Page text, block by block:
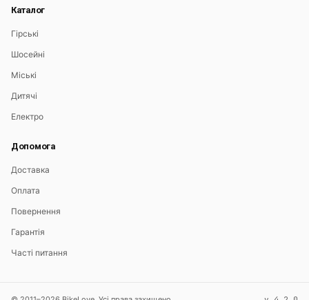
Каталог
Гірські
Шосейні
Міські
Дитячі
Електро
Допомога
Доставка
Оплата
Повернення
Гарантія
Часті питання